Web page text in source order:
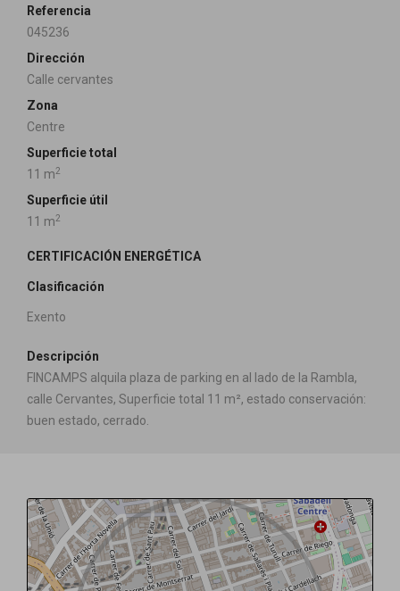
Referencia
045236
Dirección
Calle cervantes
Zona
Centre
Superficie total
11 m2
Superficie útil
11 m2
CERTIFICACIÓN ENERGÉTICA
Clasificación
Exento
Descripción
FINCAMPS alquila plaza de parking en al lado de la Rambla,
calle Cervantes, Superficie total 11 m², estado conservación:
buen estado, cerrado.